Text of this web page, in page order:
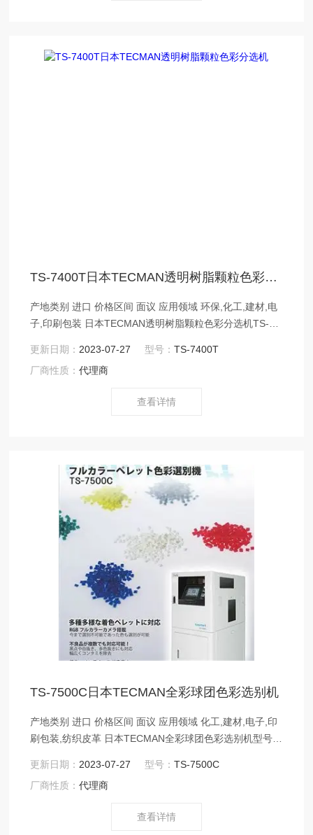
TS-7400T日本TECMAN透明树脂颗粒色彩分选机
产地类别 进口 价格区间 面议 应用领域 环保,化工,建材,电
子,印刷包装 日本TECMAN透明树脂颗粒色彩分选机TS-
明树脂的筛选。 镜头、导光体、胶卷等。
更新日期： 2023-07-27 型号：TS-7400T
厂商性质：代理商
查看详情
TS-7500C日本TECMAN全彩球团色彩选别机
产地类别 进口 价格区间 面议 应用领域 化工,建材,电子,印
刷包装,纺织皮革 日本TECMAN全彩球团色彩选别机型号：
マン工業
更新日期： 2023-07-27 型号：TS-7500C
厂商性质：代理商
查看详情